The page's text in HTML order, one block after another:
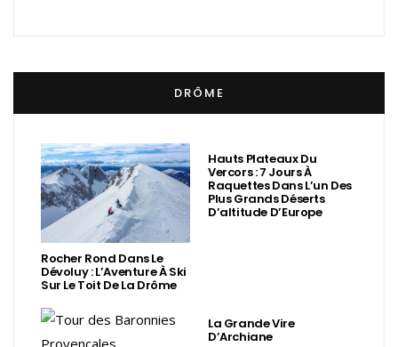
DRÔME
Rocher Rond Dans Le
Dévoluy : L’Aventure À Ski
Sur Le Toit De La Drôme
Hauts Plateaux Du
Vercors : 7 Jours À
Raquettes Dans L’un Des
Plus Grands Déserts
D’altitude D’Europe
La Grande Vire
D’Archiane